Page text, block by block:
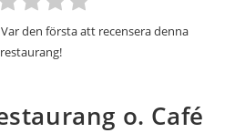
den första att recensera denna
restaurang!
o. Café